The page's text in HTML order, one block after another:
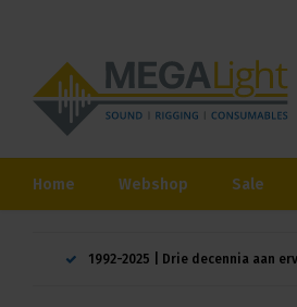
Home Webshop Sale
1992-2025 | Drie decennia aan